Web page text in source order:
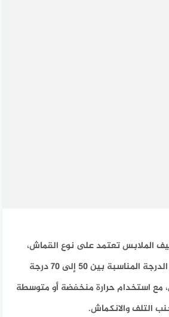
الملابس تعتمد على نوع القماش،
لكن بشكل عام تتراوح الدرجة المناسبة بين 50 إلى 70 درجة
مع استخدام حرارة منخفضة أو متوسطة
التلف والانكماش.